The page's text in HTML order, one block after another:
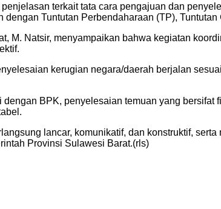
terkait tata cara pengajuan dan
dengan Tuntutan Perbendaharaan (TP),
M. Natsir, menyampaikan bahwa kegiatan
kerugian negara/daerah berjalan
BPK, penyelesaian temuan yang
lancar, komunikatif, dan konstruktif,
Provinsi Sulawesi Barat.(rls)